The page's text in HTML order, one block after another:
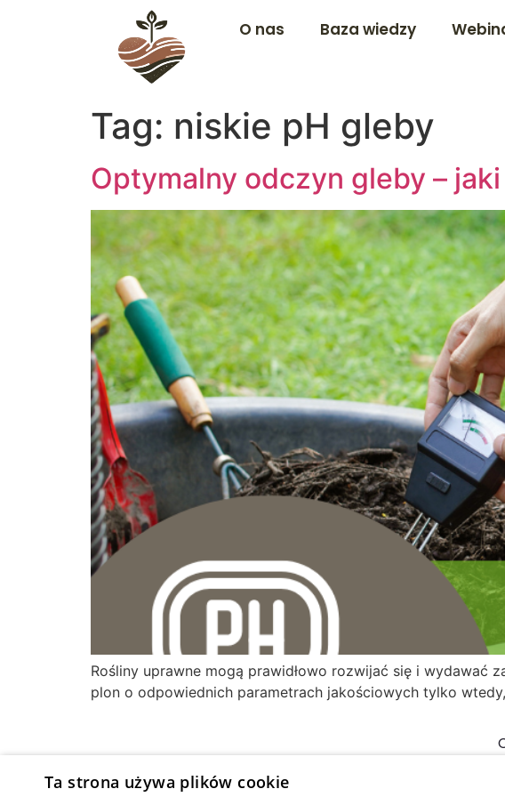
O nas Baza wiedzy
Tag: niskie pH gleby
Optymalny odczyn gleby –
Rośliny uprawne mogą prawidłowo rozwijać się i wydawać
plon o odpowiednich parametrach jakościowych tylko
Ta strona używa plików cookie